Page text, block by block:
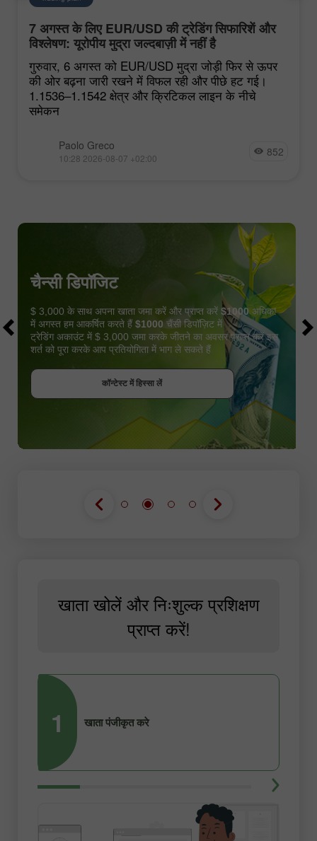
7 अगस्त के लिए EUR/USD की ट्रेडिंग सिफारिशें और
विश्लेषण: यूरोपीय मुद्रा जल्दबाज़ी में नहीं है
गुरुवार, 6 अगस्त को EUR/USD मुद्रा जोड़ी फिर से ऊपर
की ओर बढ़ना जारी रखने में विफल रही और पीछे हट गई।
1.1536–1.1542 क्षेत्र और क्रिटिकल लाइन के नीचे
समेकन
Paolo Greco
10:28 2026-08-07 +02:00 852
कॉन्टेस्ट में हिस्सा लें
चैन्सी डिपॉजिट
$ 3,000 के साथ अपना खाता जमा करें और प्राप्त करें $1000 अधिक!
में अगस्त हम आकर्षित करते हैं $1000 चैंसी डिपॉज़िट में
ट्रेडिंग अकाउंट में $ 3,000 जमा करके जीतने का अवसर प्राप्त करें इस
शर्त को पूरा करके आप प्रतियोगिता में भाग ले सकते हैं
कॉन्टेस्ट में हिस्सा लें
कॉन्टेस्ट में हिस्सा लें
खाता खोलें और निःशुल्क प्रशिक्षण
प्राप्त करें!
1 खाता पंजीकृत करे